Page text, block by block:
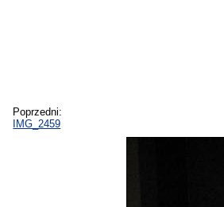
Poprzedni:
IMG_2459